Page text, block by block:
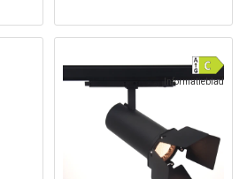
Informatieblad